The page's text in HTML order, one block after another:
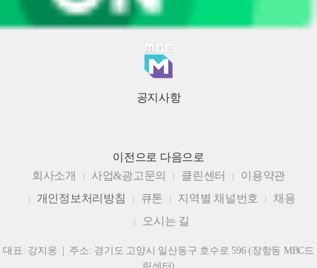
공지사항
이전으로 다음으로
회사소개
사업&광고문의 클린센터
이용약관
개인정보처리방침
큐톤 지역별 채널번호
채용
오시는 길
대표: 강지웅 | 주소: 경기도 고양시 일산동구 호수로 596 (장항동 MBC드